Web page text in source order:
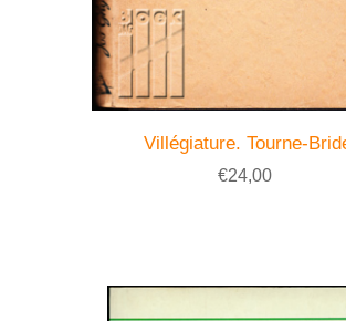
Villégiature. Tourne-
€24,00